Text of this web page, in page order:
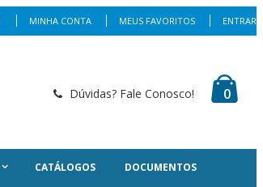
MINHA CONTA MEUS FAVORITOS ENTRAR
Dúvidas? Fale Conosco! 0
CATÁLOGOS DOCUMENTOS